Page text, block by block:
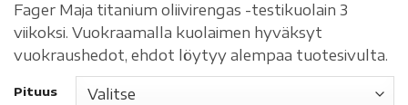
Fager Maja titanium oliivirengas -testikuolain 3
viikoksi. Vuokraamalla kuolaimen hyväksyt
vuokraushedot, ehdot löytyy alempaa tuotesivulta.
Pituus